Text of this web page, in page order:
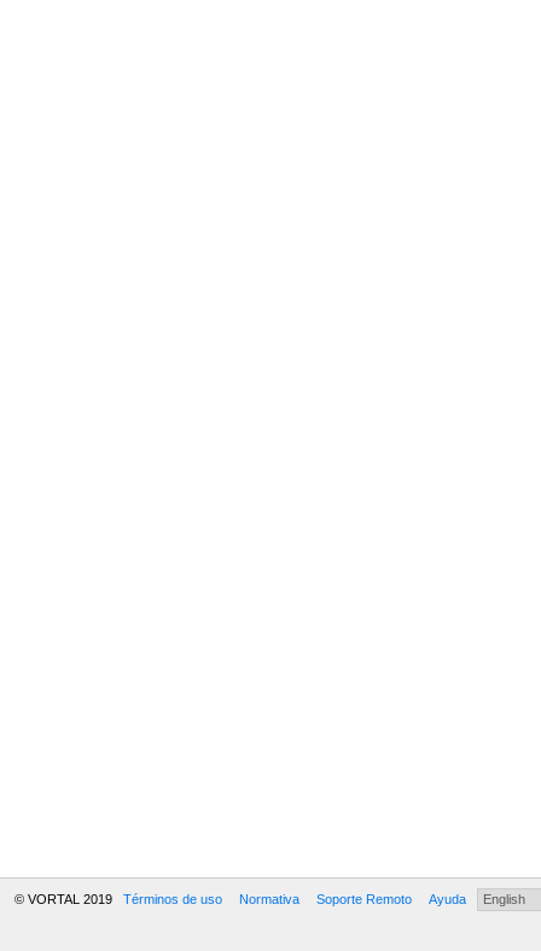
© VORTAL 2019 Términos de uso Normativa Soporte Remoto Ayuda